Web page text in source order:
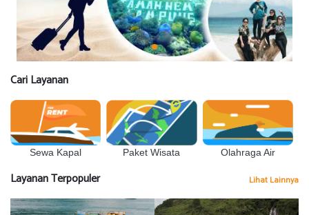
Cari Layanan
Sewa Kapal Paket Wisata Olahraga Air
Layanan Terpopuler Lihat Lainnya